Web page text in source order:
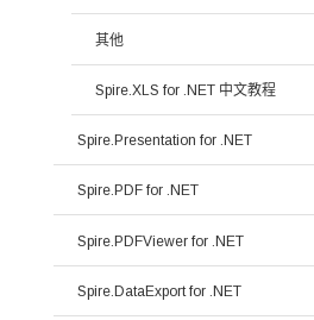
其他
Spire.XLS for .NET 中文教程
Spire.Presentation for .NET
Spire.PDF for .NET
Spire.PDFViewer for .NET
Spire.DataExport for .NET